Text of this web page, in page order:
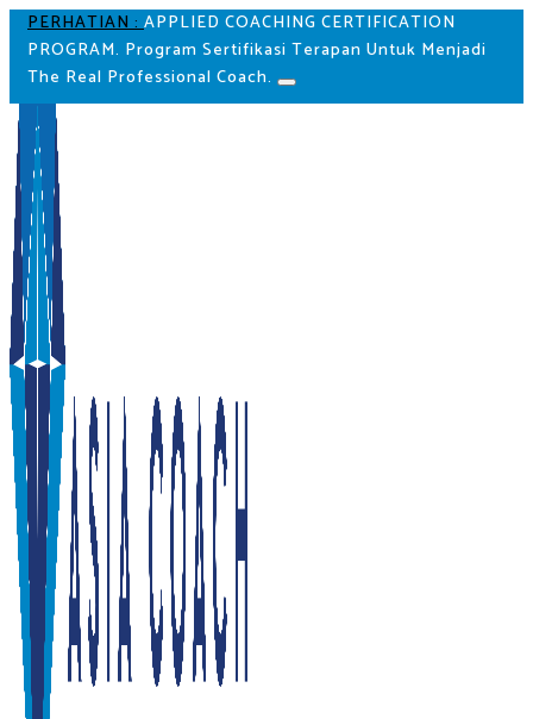
PERHATIAN :APPLIED COACHING CERTIFICATION
PROGRAM. Program Sertifikasi Terapan Untuk Menjadi
The Real Professional Coach.